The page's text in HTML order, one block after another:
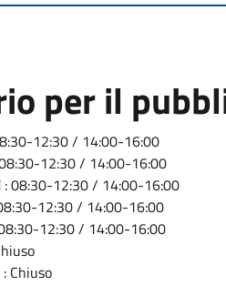
per il
12:30 / 14:00-16:00
12:30 / 14:00-16:00
: 08:30-12:30 / 14:00-16:00
12:30 / 14:00-16:00
12:30 / 14:00-16:00
: Chiuso